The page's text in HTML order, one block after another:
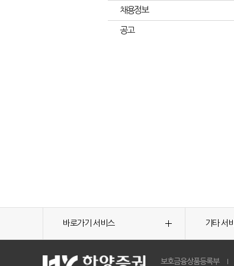
채용정보
공고
바로가기 서비스 기타 서
보호금융상품등록부